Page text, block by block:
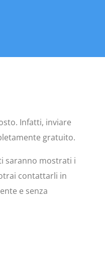
Infatti, inviare
gratuito.
saranno mostrati i
contattarli in
e senza